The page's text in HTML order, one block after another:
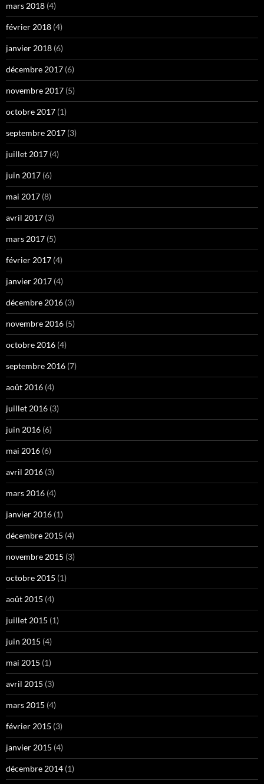
mars 2018 (4)
février 2018 (4)
janvier 2018 (6)
décembre 2017 (6)
novembre 2017 (5)
octobre 2017 (1)
septembre 2017 (3)
juillet 2017 (4)
juin 2017 (6)
mai 2017 (8)
avril 2017 (3)
mars 2017 (5)
février 2017 (4)
janvier 2017 (4)
décembre 2016 (3)
novembre 2016 (5)
octobre 2016 (4)
septembre 2016 (7)
août 2016 (4)
juillet 2016 (3)
juin 2016 (6)
mai 2016 (6)
avril 2016 (3)
mars 2016 (4)
janvier 2016 (1)
décembre 2015 (4)
novembre 2015 (3)
octobre 2015 (1)
août 2015 (4)
juillet 2015 (1)
juin 2015 (4)
mai 2015 (1)
avril 2015 (3)
mars 2015 (4)
février 2015 (3)
janvier 2015 (4)
décembre 2014 (1)